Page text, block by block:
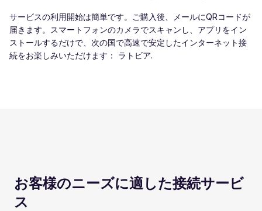
サービスの利用開始は簡単です。ご購入後、メールにQRコードが
届きます。スマートフォンのカメラでスキャンし、アプリをイン
ストールするだけで、次の国で高速で安定したインターネット接
続をお楽しみいただけます： ラトビア.
お客様のニーズに適した接続サービ
ス